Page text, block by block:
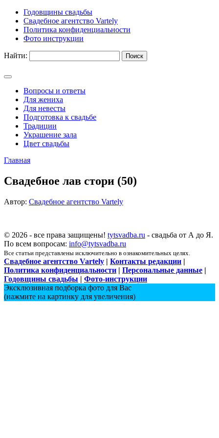
Годовщины свадьбы
Свадебное агентство Vartely
Политика конфиденциальности
Фото инструкции
Найти:
Вопросы и ответы
Для жениха
Для невесты
Подготовка к свадьбе
Традиции
Украшение зала
Цвет свадьбы
Главная
Свадебное лав стори (50)
Автор: Свадебное агентство Vartely
© 2026 - все права защищены! tytsvadba.ru - свадьба от А до Я.
По всем вопросам: info@tytsvadba.ru
Все статьи представлены исключительно в ознакомительных целях.
Свадебное агентство Vartely | Контакты редакции |
Политика конфиденциальности | Персональные данные |
Годовщины свадьбы | Фото-инструкции
Эксклюзивная подборка фото для Вас
(нажмите на картинку для увеличения)